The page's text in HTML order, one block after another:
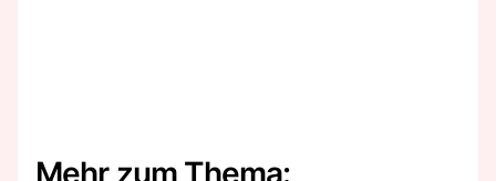
Mehr zum Thema: